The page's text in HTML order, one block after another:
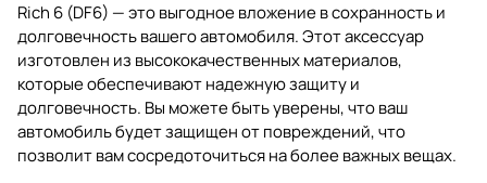
Rich 6 (DF6) — это выгодное вложение в сохранность и
долговечность вашего автомобиля. Этот аксессуар
изготовлен из высококачественных материалов,
которые обеспечивают надежную защиту и
долговечность. Вы можете быть уверены, что ваш
автомобиль будет защищен от повреждений, что
позволит вам сосредоточиться на более важных вещах.